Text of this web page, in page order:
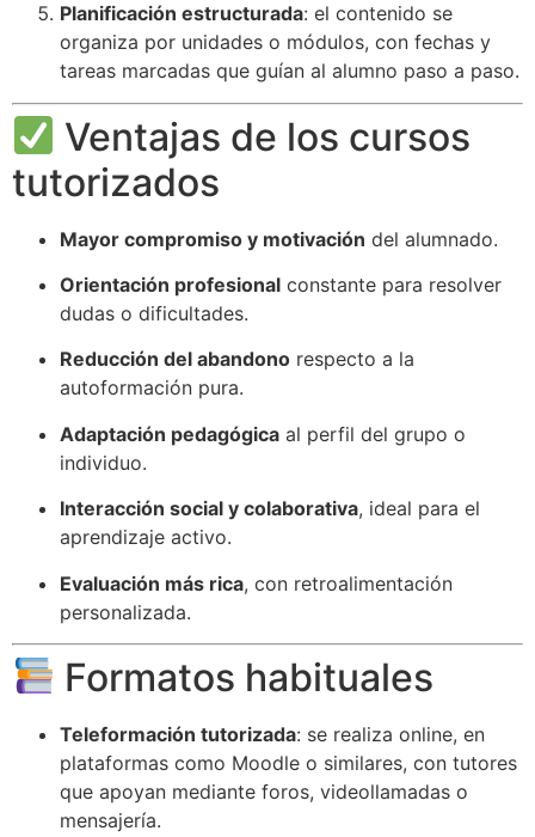
Planificación estructurada: el contenido se
organiza por unidades o módulos, con fechas y
tareas marcadas que guían al alumno paso a paso.
Ventajas de los cursos
tutorizados
Mayor compromiso y motivación del alumnado.
Orientación profesional constante para resolver
dudas o dificultades.
Reducción del abandono respecto a la
autoformación pura.
Adaptación pedagógica al perfil del grupo o
individuo.
Interacción social y colaborativa, ideal para el
aprendizaje activo.
Evaluación más rica, con retroalimentación
personalizada.
Formatos habituales
Teleformación tutorizada: se realiza online, en
plataformas como Moodle o similares, con tutores
que apoyan mediante foros, videollamadas o
mensajería.